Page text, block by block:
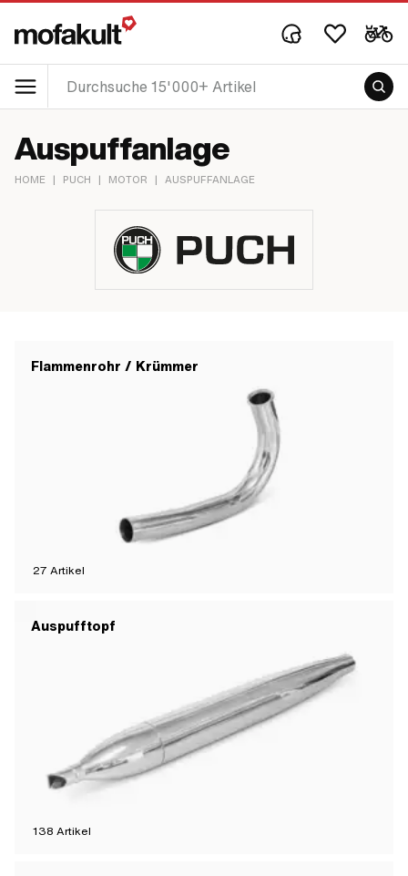
Auspuffanlage
HOME | PUCH | MOTOR | AUSPUFFANLAGE
Flammenrohr / Krümmer
27 Artikel
Auspufftopf
138 Artikel